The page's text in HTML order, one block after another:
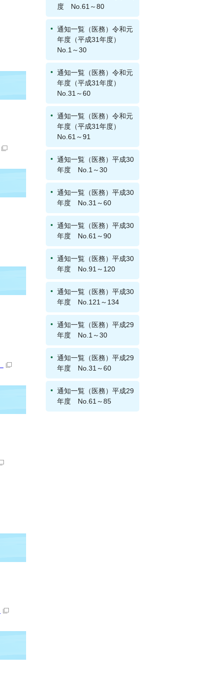
度 No.61～80
通知一覧（医務）令和元
年度（平成31年度）
No.1～30
通知一覧（医務）令和元
年度（平成31年度）
No.31～60
通知一覧（医務）令和元
年度（平成31年度）
No.61～91
通知一覧（医務）平成30
年度 No.1～30
通知一覧（医務）平成30
年度 No.31～60
通知一覧（医務）平成30
年度 No.61～90
通知一覧（医務）平成30
年度 No.91～120
通知一覧（医務）平成30
年度 No.121～134
通知一覧（医務）平成29
年度 No.1～30
通知一覧（医務）平成29
年度 No.31～60
通知一覧（医務）平成29
年度 No.61～85